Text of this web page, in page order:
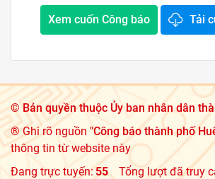
Xem cuốn Công báo Tải
©Bản quyền thuộc Ủy ban nhân dân
® Ghi rõ nguồn "Công báo thành phố
thông tin từ website này
Đang trực tuyến:55 Tổng lượt đã truy